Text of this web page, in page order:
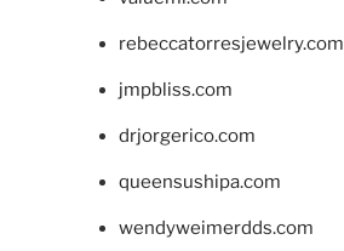
rebeccatorresjewelry.com
jmpbliss.com
drjorgerico.com
queensushipa.com
wendyweimerdds.com